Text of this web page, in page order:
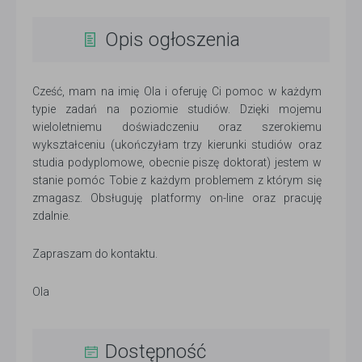
Opis ogłoszenia
Cześć, mam na imię Ola i oferuję Ci pomoc w każdym
typie zadań na poziomie studiów. Dzięki mojemu
wieloletniemu doświadczeniu oraz szerokiemu
wykształceniu (ukończyłam trzy kierunki studiów oraz
studia podyplomowe, obecnie piszę doktorat) jestem w
stanie pomóc Tobie z każdym problemem z którym się
zmagasz. Obsługuję platformy on-line oraz pracuję
zdalnie.
Zapraszam do kontaktu.
Ola
Dostępność